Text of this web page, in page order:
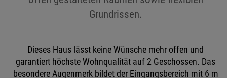
Grundrissen.
Dieses Haus lässt keine Wünsche mehr offen und
garantiert höchste Wohnqualität auf 2 Geschossen. Das
besondere Augenmerk bildet der Eingangsbereich mit 6 m